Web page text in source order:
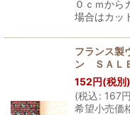
０ｃｍか
場合はカッ
フランス製
ン ＳＡＬ
152円(税別)
(税込: 167円
希望小売価